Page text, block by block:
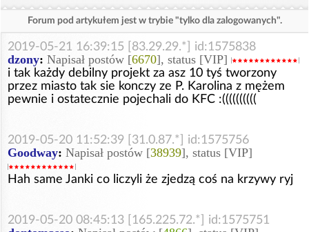
Forum pod artykułem jest w trybie "tylko dla zalogowanych".
2019-05-21 16:39:15 [83.29.29.*] id:1575838
dzony: Napisał postów [6670], status [VIP]
i tak każdy debilny projekt za asz 10 tyś tworzony
przez miasto tak sie konczy ze P. Karolina z mężem
pewnie i ostatecznie pojechali do KFC :((((((((((
2019-05-20 11:52:39 [31.0.87.*] id:1575756
Goodway: Napisał postów [38939], status [VIP]
Hah same Janki co liczyli że zjedzą coś na krzywy ryj
2019-05-20 08:45:13 [165.225.72.*] id:1575751